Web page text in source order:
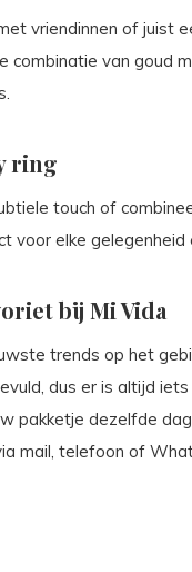
vriendinnen of juist
combinatie van goud
ring
touch of
voor elke gelegenheid
bij Mi Vida
trends op het
dus er is altijd
pakketje dezelfde
mail, telefoon of